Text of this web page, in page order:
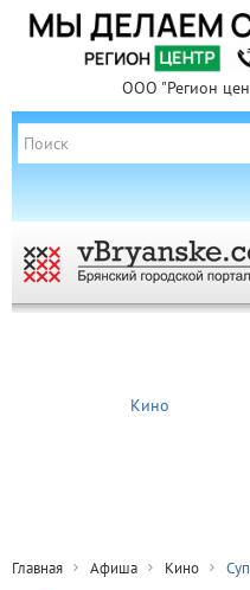
ООО "Регион
Кино
Главная Афиша Кино